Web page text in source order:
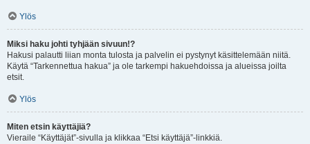
Ylös
Miksi haku johti tyhjään sivuun!?
Hakusi palautti liian monta tulosta ja palvelin ei pystynyt käsittelemään niitä.
Käytä “Tarkennettua hakua” ja ole tarkempi hakuehdoissa ja alueissa joilta
etsit.
Ylös
Miten etsin käyttäjiä?
Vieraile “Käyttäjät”-sivulla ja klikkaa “Etsi käyttäjä”-linkkiä.